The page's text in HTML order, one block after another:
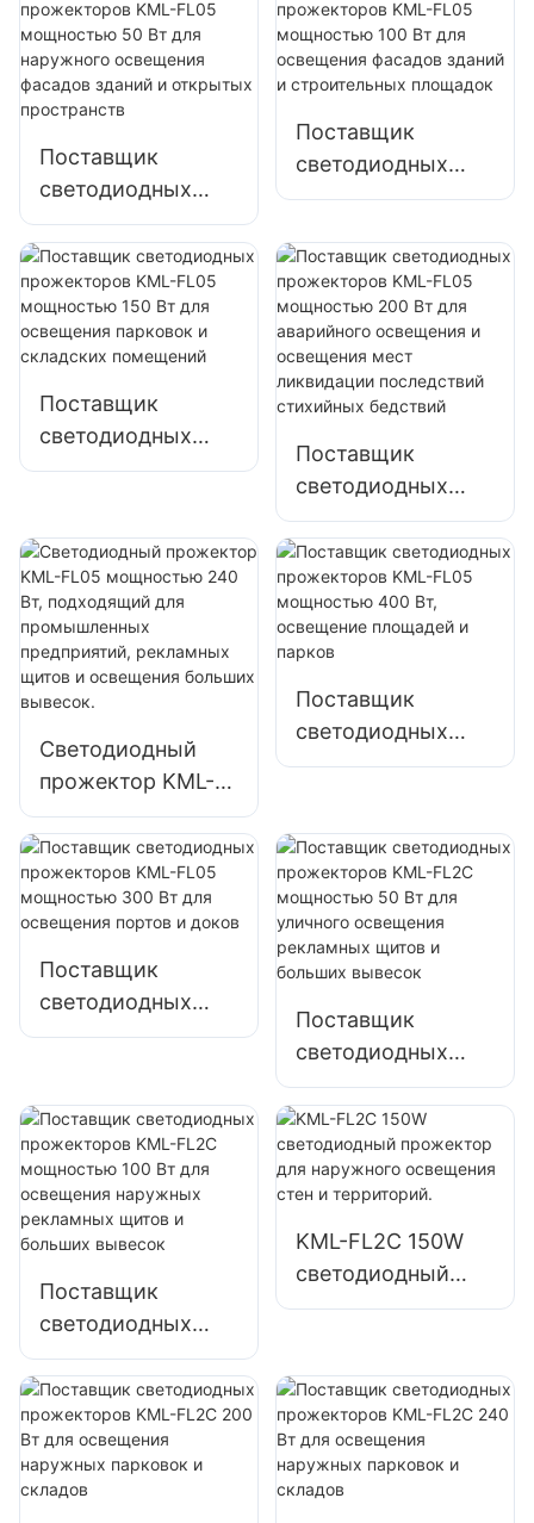
Поставщик
светодиодных
прожекторов
KML-FL05
мощностью 50 Вт
для наружного
освещения
открытых
пространств
Поставщик
светодиодных
прожекторов
мощностью 100
Вт для освещения
фасадов зданий и
строительных
площадок
Поставщик
светодиодных
прожекторов
мощностью 150
Вт для освещения
парковок и
складских
помещений
Поставщик
светодиодных
прожекторов
KML-FL05
мощностью 200
Вт для аварийного
освещения и
ликвидации
последствий
стихийных
Светодиодный
прожектор KML-
FL05 мощностью
240 Вт,
подходящий для
промышленных
рекламных щитов
и освещения
больших вывесок.
Поставщик
светодиодных
прожекторов
мощностью 400
Вт, освещение
площадей и
парков
Поставщик
светодиодных
прожекторов
мощностью 300
Вт для освещения
портов и доков
Поставщик
светодиодных
прожекторов
KML-FL2C
мощностью 50 Вт
для уличного
рекламных щитов
и больших
вывесок
Поставщик
светодиодных
прожекторов
KML-FL2C
мощностью 100
Вт для освещения
наружных
KML-FL2C 150W
светодиодный
прожектор для
освещения стен и
территорий.